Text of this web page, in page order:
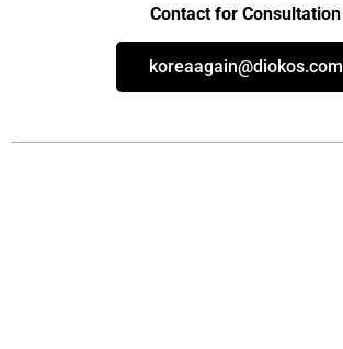
Contact for Consultation
koreaagain@diokos.com